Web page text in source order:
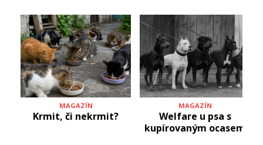
MAGAZÍN
Krmit, či nekrmit?
MAGAZÍN
Welfare u psa s
kupírovaným ocasem